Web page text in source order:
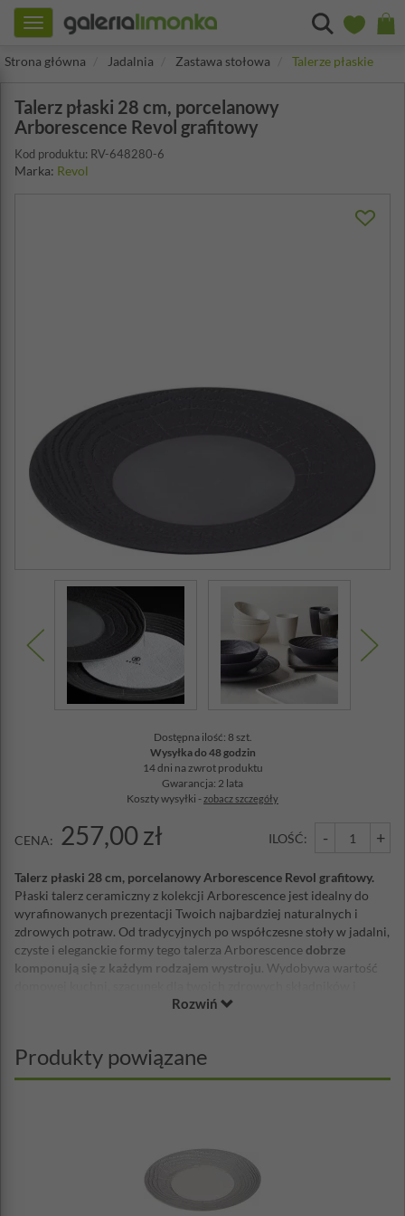
Toggle
navigation
Strona główna
Jadalnia Zastawa stołowa Talerze płaskie
Talerz płaski 28 cm, porcelanowy
Arborescence Revol grafitowy
Kod produktu: RV-648280-6
Marka: Revol
Dostępna ilość: 8 szt.
Wysyłka do 48 godzin
14 dni na zwrot produktu
Gwarancja: 2 lata
Koszty wysyłki -zobacz szczegóły
CENA: 257,00 zł ILOŚĆ: - +
Talerz płaski 28 cm, porcelanowy Arborescence Revol grafitowy.
Płaski talerz ceramiczny z kolekcji Arborescence jest idealny do
wyrafinowanych prezentacji Twoich najbardziej naturalnych i
zdrowych potraw. Od tradycyjnych po współczesne stoły w ​​jadalni,
czyste i eleganckie formy tego talerza Arborescencedobrze
komponują się z każdym rodzajem wystroju . Wydobywa wartość
przenosi twoich gości w samo serce natury
estetyką, wytrzymałością i praktycznością.
drewnoz serii Arborescence jest idealny do serwowania pieczeni,
- francuska marka z 250-letnią tradycją, której porcelana jest
połączeniem tradycji i nowoczesnego designu. Jej projektanci
tworzą piękne, praktyczne, innowacyjne, a przede wszystkim
ponadczasowe projekty zastawy stołowej z porcelany, opierając się
Rozwiń
Produkty powiązane